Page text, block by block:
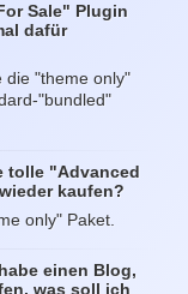
Sale" Plugin
dafür
die "theme only"
"bundled"
tolle "Advanced
kaufen?
only" Paket.
einen Blog,
was soll ich